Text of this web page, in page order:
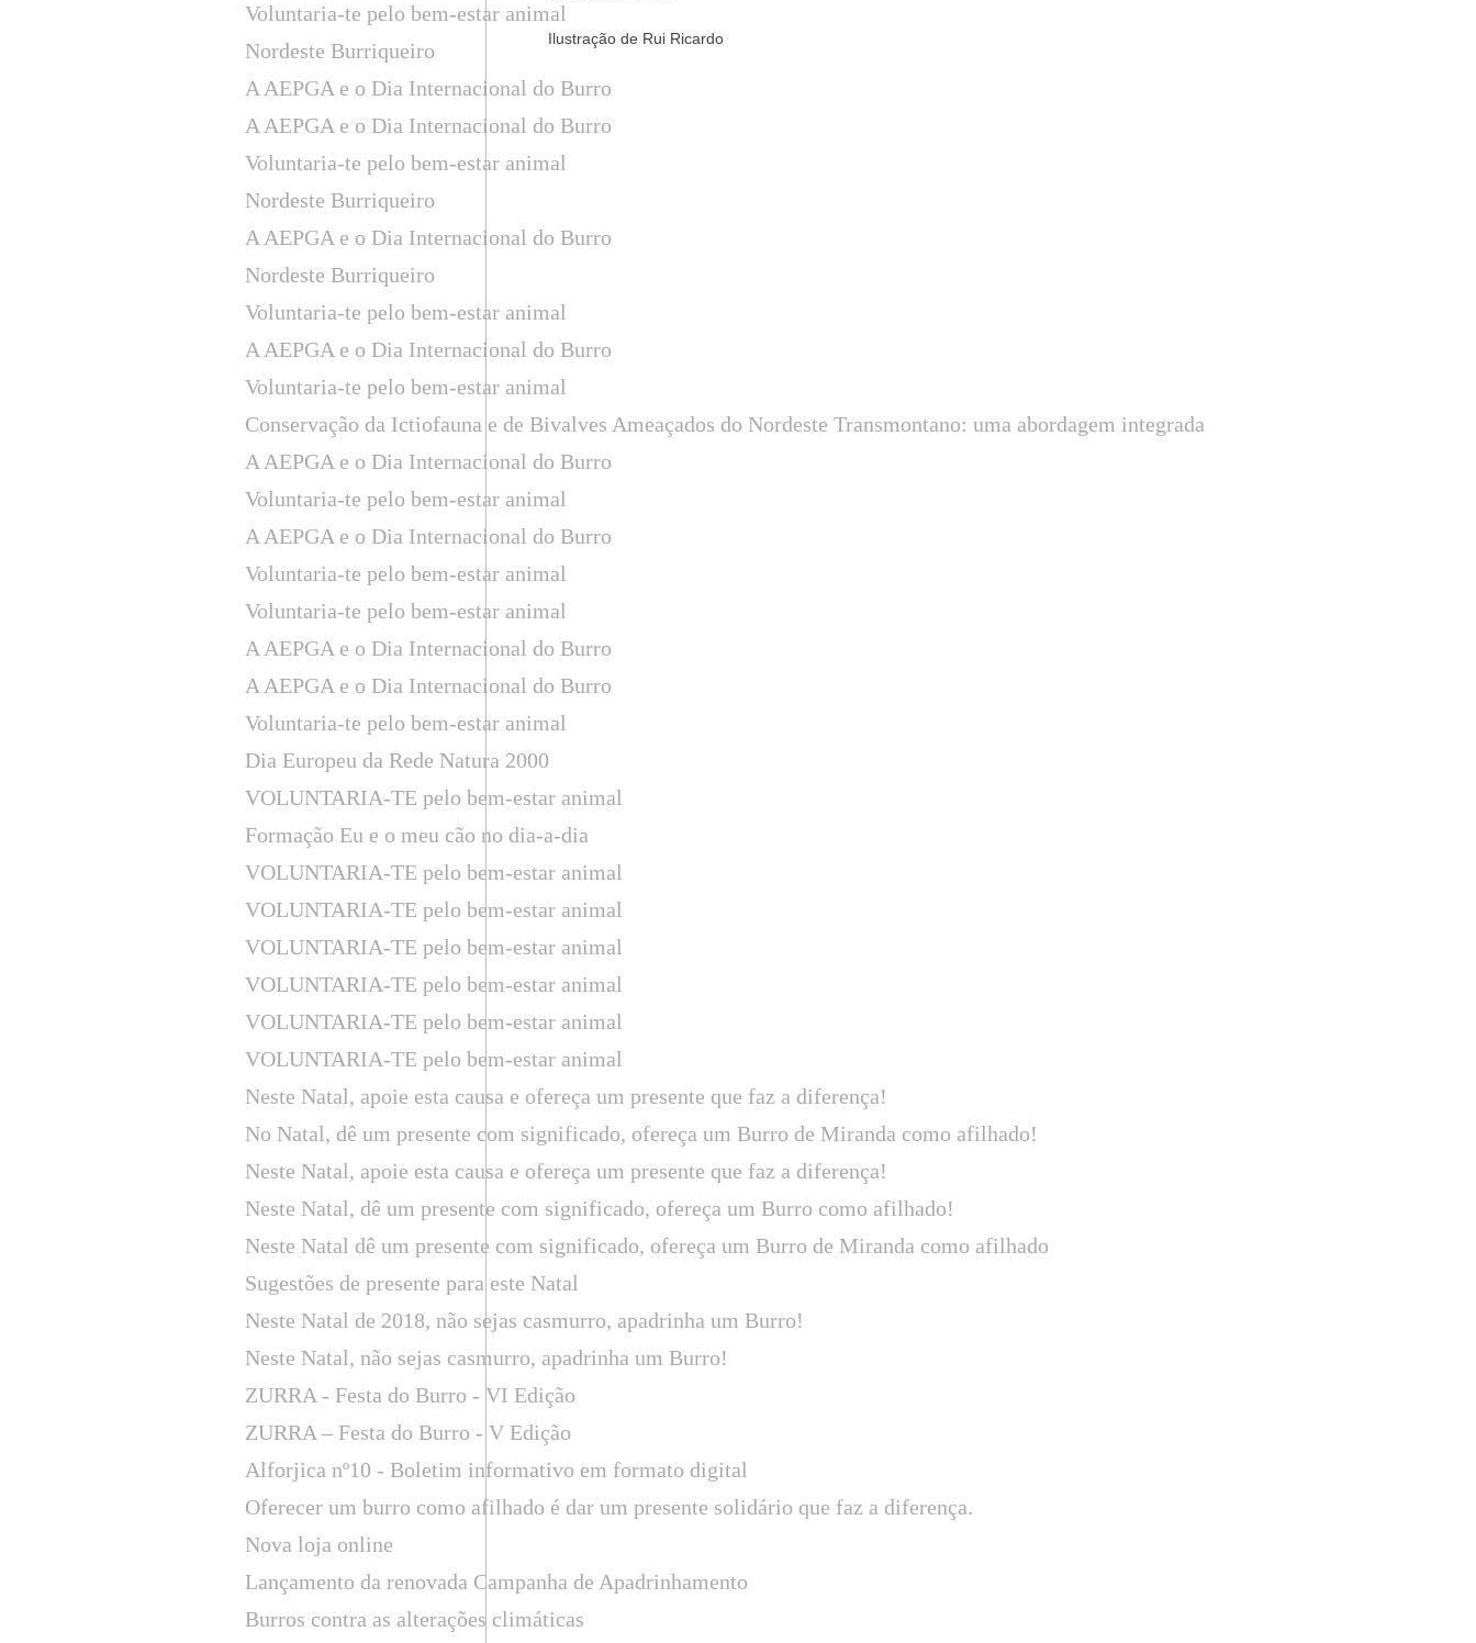
Ilustração de Rui Ricardo
Voluntaria-te pelo bem-estar animal
Nordeste Burriqueiro
A AEPGA e o Dia Internacional do Burro
A AEPGA e o Dia Internacional do Burro
Voluntaria-te pelo bem-estar animal
Nordeste Burriqueiro
A AEPGA e o Dia Internacional do Burro
Nordeste Burriqueiro
Voluntaria-te pelo bem-estar animal
A AEPGA e o Dia Internacional do Burro
Voluntaria-te pelo bem-estar animal
Conservação da Ictiofauna e de Bivalves Ameaçados do Nordeste Transmontano: uma abordagem integrada
A AEPGA e o Dia Internacional do Burro
Voluntaria-te pelo bem-estar animal
A AEPGA e o Dia Internacional do Burro
Voluntaria-te pelo bem-estar animal
Voluntaria-te pelo bem-estar animal
A AEPGA e o Dia Internacional do Burro
A AEPGA e o Dia Internacional do Burro
Voluntaria-te pelo bem-estar animal
Dia Europeu da Rede Natura 2000
VOLUNTARIA-TE pelo bem-estar animal
Formação Eu e o meu cão no dia-a-dia
VOLUNTARIA-TE pelo bem-estar animal
VOLUNTARIA-TE pelo bem-estar animal
VOLUNTARIA-TE pelo bem-estar animal
VOLUNTARIA-TE pelo bem-estar animal
VOLUNTARIA-TE pelo bem-estar animal
VOLUNTARIA-TE pelo bem-estar animal
Neste Natal, apoie esta causa e ofereça um presente que faz a diferença!
No Natal, dê um presente com significado, ofereça um Burro de Miranda como afilhado!
Neste Natal, apoie esta causa e ofereça um presente que faz a diferença!
Neste Natal, dê um presente com significado, ofereça um Burro como afilhado!
Neste Natal dê um presente com significado, ofereça um Burro de Miranda como afilhado
Sugestões de presente para este Natal
Neste Natal de 2018, não sejas casmurro, apadrinha um Burro!
Neste Natal, não sejas casmurro, apadrinha um Burro!
ZURRA - Festa do Burro - VI Edição
ZURRA – Festa do Burro - V Edição
Alforjica nº10 - Boletim informativo em formato digital
Oferecer um burro como afilhado é dar um presente solidário que faz a diferença.
Nova loja online
Lançamento da renovada Campanha de Apadrinhamento
Burros contra as alterações climáticas